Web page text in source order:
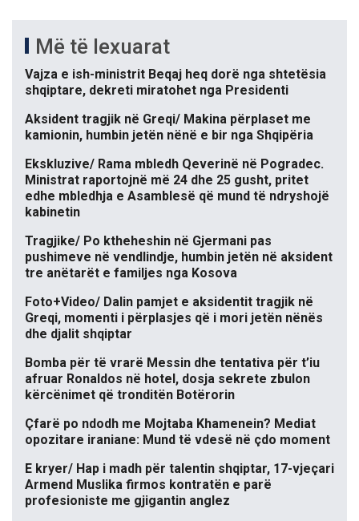
Më të lexuarat
Vajza e ish-ministrit Beqaj heq dorë nga shtetësia
shqiptare, dekreti miratohet nga Presidenti
Aksident tragjik në Greqi/ Makina përplaset me
kamionin, humbin jetën nënë e bir nga Shqipëria
Ekskluzive/ Rama mbledh Qeverinë në Pogradec.
Ministrat raportojnë më 24 dhe 25 gusht, pritet
edhe mbledhja e Asamblesë që mund të ndryshojë
kabinetin
Tragjike/ Po ktheheshin në Gjermani pas
pushimeve në vendlindje, humbin jetën në aksident
tre anëtarët e familjes nga Kosova
Foto+Video/ Dalin pamjet e aksidentit tragjik në
Greqi, momenti i përplasjes që i mori jetën nënës
dhe djalit shqiptar
Bomba për të vrarë Messin dhe tentativa për t’iu
afruar Ronaldos në hotel, dosja sekrete zbulon
kërcënimet që tronditën Botërorin
Çfarë po ndodh me Mojtaba Khamenein? Mediat
opozitare iraniane: Mund të vdesë në çdo moment
E kryer/ Hap i madh për talentin shqiptar, 17-vjeçari
Armend Muslika firmos kontratën e parë
profesioniste me gjigantin anglez